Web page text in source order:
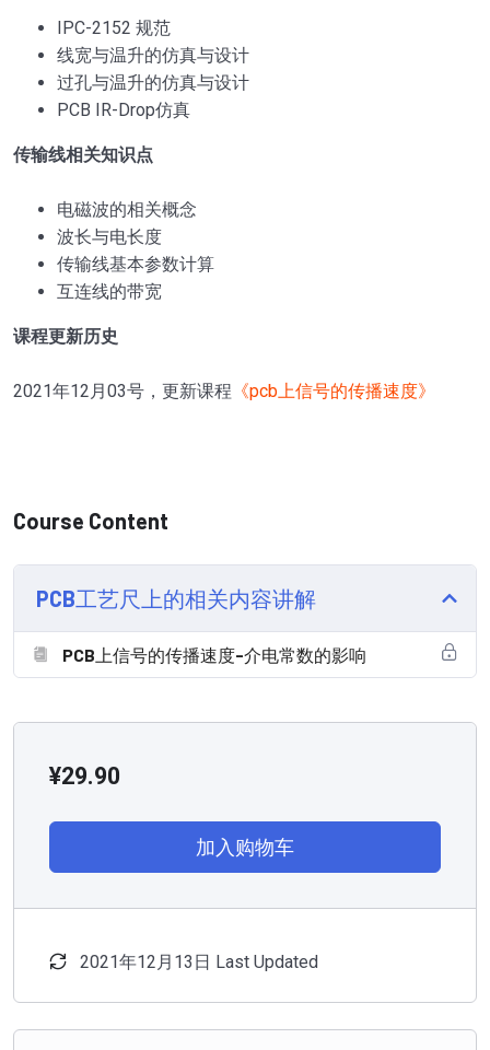
IPC-2152 规范
线宽与温升的仿真与设计
过孔与温升的仿真与设计
PCB IR-Drop仿真
传输线相关知识点
电磁波的相关概念
波长与电长度
传输线基本参数计算
互连线的带宽
课程更新历史
2021年12月03号，更新课程 《pcb上信号的传播速度》
Course Content
PCB工艺尺上的相关内容讲解
PCB上信号的传播速度-介电常数的影响
¥29.90
加入购物车
2021年12月13日 Last Updated